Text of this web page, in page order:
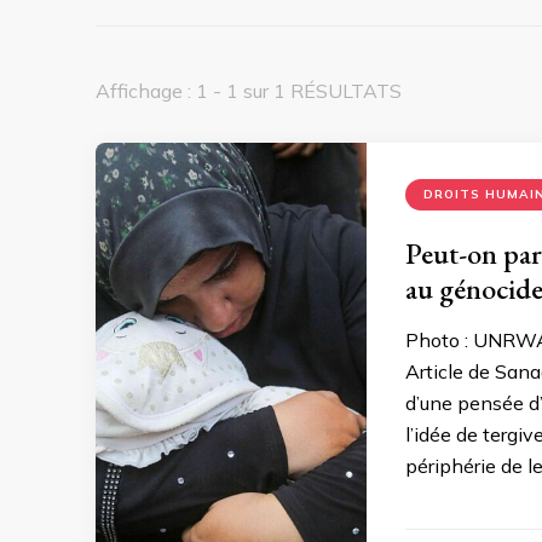
Affichage : 1 - 1 sur 1 RÉSULTATS
DROITS
Peut-on
au
Photo :
Article de
d’une pensée
l’idée de
périphérie de